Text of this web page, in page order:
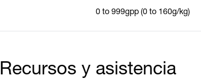
0 to 999gpp (0 to 160g/kg)
Recursos y asistencia